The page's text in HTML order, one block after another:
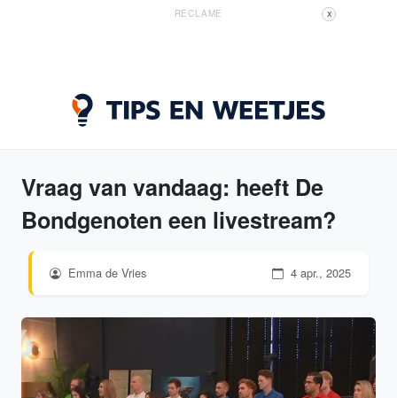
RECLAME X
Vraag van vandaag: heeft De
Bondgenoten een livestream?
Emma de Vries 4 apr., 2025